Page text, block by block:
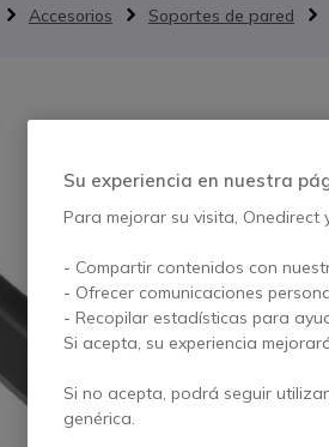
Accesorios Soportes de pared
Su experiencia en nuestra
Para mejorar su visita, Onedirect
- Compartir contenidos con
- Ofrecer comunicaciones
- Recopilar estadísticas para
Si acepta, su experiencia
Si no acepta, podrá seguir
genérica.